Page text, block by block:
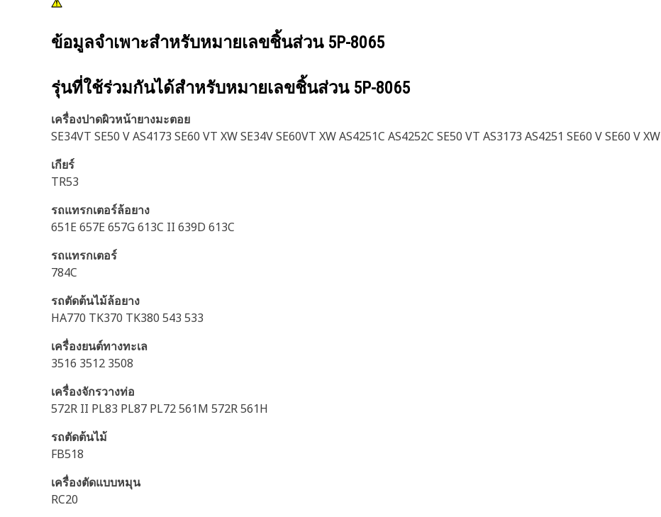
ข้อมูลจำเพาะสำหรับหมายเลขชิ้นส่วน 5P-8065
รุ่นที่ใช้ร่วมกันได้สำหรับหมายเลขชิ้นส่วน 5P-8065
เครื่องปาดผิวหน้ายางมะตอย
SE34VT SE50 V AS4173 SE60 VT XW SE34V SE60VT XW AS4251C AS4252C SE50 VT AS3173 AS4251 SE60 V SE60 V XW
เกียร์
TR53
รถแทรกเตอร์ล้อยาง
651E 657E 657G 613C II 639D 613C
รถแทรกเตอร์
784C
รถตัดต้นไม้ล้อยาง
HA770 TK370 TK380 543 533
เครื่องยนต์ทางทะเล
3516 3512 3508
เครื่องจักรวางท่อ
572R II PL83 PL87 PL72 561M 572R 561H
รถตัดต้นไม้
FB518
เครื่องตัดแบบหมุน
RC20